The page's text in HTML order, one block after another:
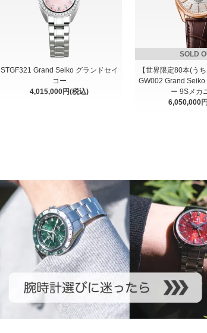
STGF321 Grand Seiko グランドセイ
コー
4,015,000円(税込)
SOLD
【世界限定80本(う
GW002 Grand Seiko
ー 9Sメカ
6,050,000